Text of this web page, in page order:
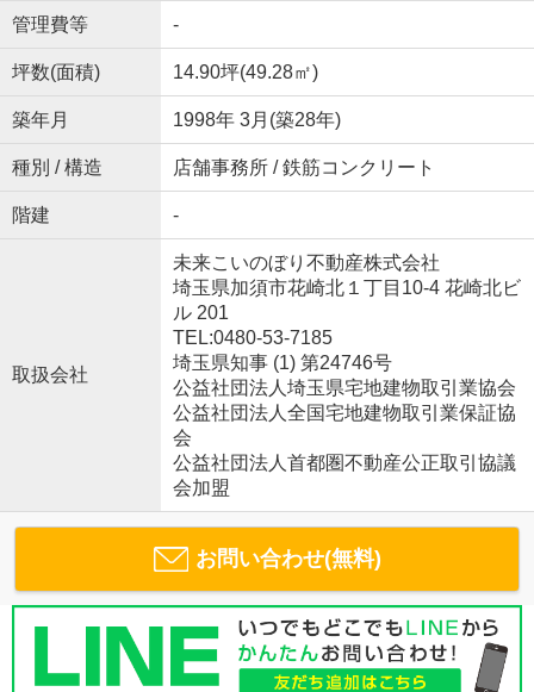
管理費等 -
坪数(面積) 14.90坪(49.28㎡)
築年月 1998年 3月(築28年)
種別 / 構造 店舗事務所 / 鉄筋コンクリート
階建 -
取扱会社
未来こいのぼり不動産株式会社
埼玉県加須市花崎北１丁目10-4 花崎北ビ
ル 201
TEL:0480-53-7185
埼玉県知事 (1) 第24746号
公益社団法人埼玉県宅地建物取引業協会
公益社団法人全国宅地建物取引業保証協
会
公益社団法人首都圏不動産公正取引協議
会加盟
お問い合わせ(無料)